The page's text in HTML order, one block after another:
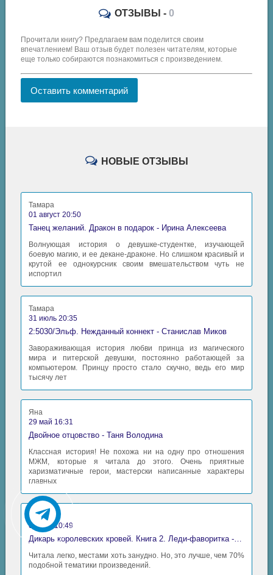
ОТЗЫВЫ - 0
Прочитали книгу? Предлагаем вам поделится своим
впечатлением! Ваш отзыв будет полезен читателям, которые
еще только собираются познакомиться с произведением.
Оставить комментарий
НОВЫЕ ОТЗЫВЫ
Тамара
01 август 20:50
Танец желаний. Дракон в подарок - Ирина Алексеева
Волнующая история о девушке-студентке, изучающей
боевую магию, и ее декане-драконе. Но слишком красивый и
крутой ее однокурсник своим вмешательством чуть не
испортил
Тамара
31 июль 20:35
2:5030/Эльф. Нежданный коннект - Станислав Миков
Завораживающая история любви принца из магического
мира и питерской девушки, постоянно работающей за
компьютером. Принцу просто стало скучно, ведь его мир
тысячу лет
Яна
29 май 16:31
Двойное отцовство - Таня Володина
Классная история! Не похожа ни на одну про отношения
МЖМ, которые я читала до этого. Очень приятные
харизматичные герои, мастерски написанные характеры
главных
Аида
06 май 10:49
Дикарь королевских кровей. Книга 2. Леди-фаворитка - Анна Сергеевна Гаврилова
Читала легко, местами хоть занудно. Но, это лучше, чем 70%
подобной тематики произведений.